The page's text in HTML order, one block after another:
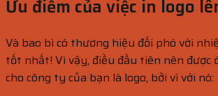
Ưu điểm của việc in logo
Và bao bì có thương hiệu đối phó với
tốt nhất! Vì vậy, điều đầu tiên nên được
cho công ty của bạn là logo, bởi vì với nó: